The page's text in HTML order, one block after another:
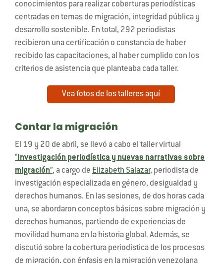
conocimientos para realizar coberturas periodísticas
centradas en temas de migración, integridad pública y
desarrollo sostenible. En total, 292 periodistas
recibieron una certificación o constancia de haber
recibido las capacitaciones, al haber cumplido con los
criterios de asistencia que planteaba cada taller.
Vea fotos de los talleres aquí
Contar la migración
El 19 y 20 de abril, se llevó a cabo el taller virtual
“Investigación periodística y nuevas narrativas sobre
migración”, a cargo de Elizabeth Salazar, periodista de
investigación especializada en género, desigualdad y
derechos humanos. En las sesiones, de dos horas cada
una, se abordaron conceptos básicos sobre migración y
derechos humanos, partiendo de experiencias de
movilidad humana en la historia global. Además, se
discutió sobre la cobertura periodística de los procesos
de migración, con énfasis en la migración venezolana